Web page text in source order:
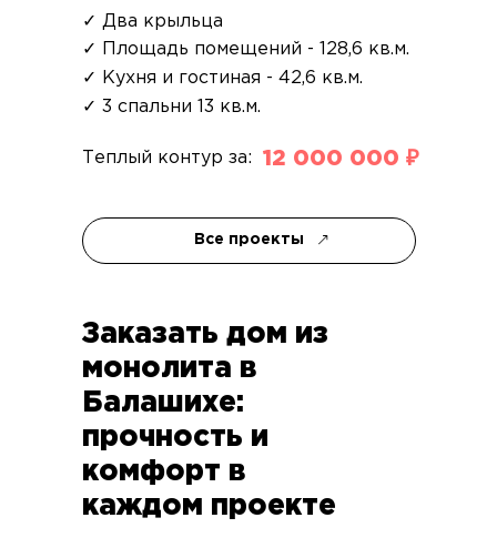
Теплый контур за:
✓ 3 спальни 13 кв.м.
✓ Кухня и гостиная - 42,6 кв.м.
✓ Площадь помещений - 128,6 кв.м.
✓ Два крыльца
12 000 000 ₽
Все проекты
Заказать дом из
монолита в
Балашихе:
прочность и
комфорт в
каждом проекте